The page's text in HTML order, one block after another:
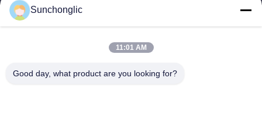
factory01@sunchonglic.com
주소
Sunchonglic
11:01 AM
Good day, what product are you looking for?